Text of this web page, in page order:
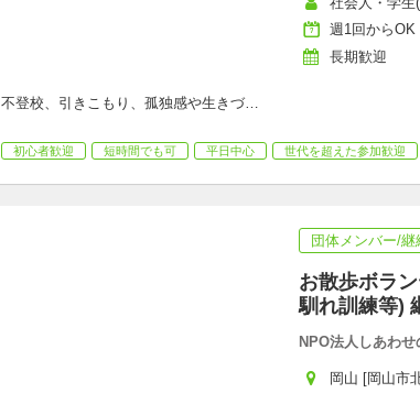
週1回からOK
長期歓迎
不登校、引きこもり、孤独感や生きづ…
初心者歓迎 短時間でも可 平日中心 世代を超えた参加歓迎
団体メンバー/
お散歩ボラ
馴れ訓練等)
NPO法人しあわせ
岡山 [岡山市